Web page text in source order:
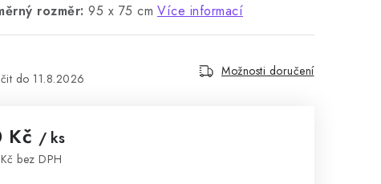
rozměr: 95 x 75 cm Více informací
11.8.2026
Možnosti doručení
Kč / ks
bez DPH